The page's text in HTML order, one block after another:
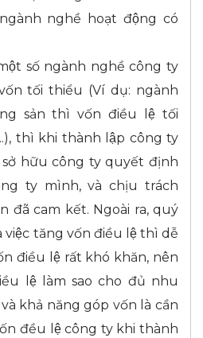
nghề hoạt động có
số ngành nghề công ty
tối thiểu (Ví dụ: ngành
sản thì vốn điều lệ tối
thì khi thành lập công ty
hữu công ty quyết định
ty mình, và chịu trách
đã cam kết. Ngoài ra, quý
việc tăng vốn điều lệ thì dễ
điều lệ rất khó khăn, nên
lệ làm sao cho đủ nhu
khả năng góp vốn là cần
đều lệ công ty khi thành